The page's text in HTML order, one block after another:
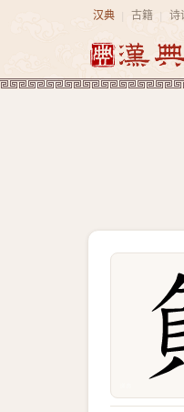
汉典 古籍 诗